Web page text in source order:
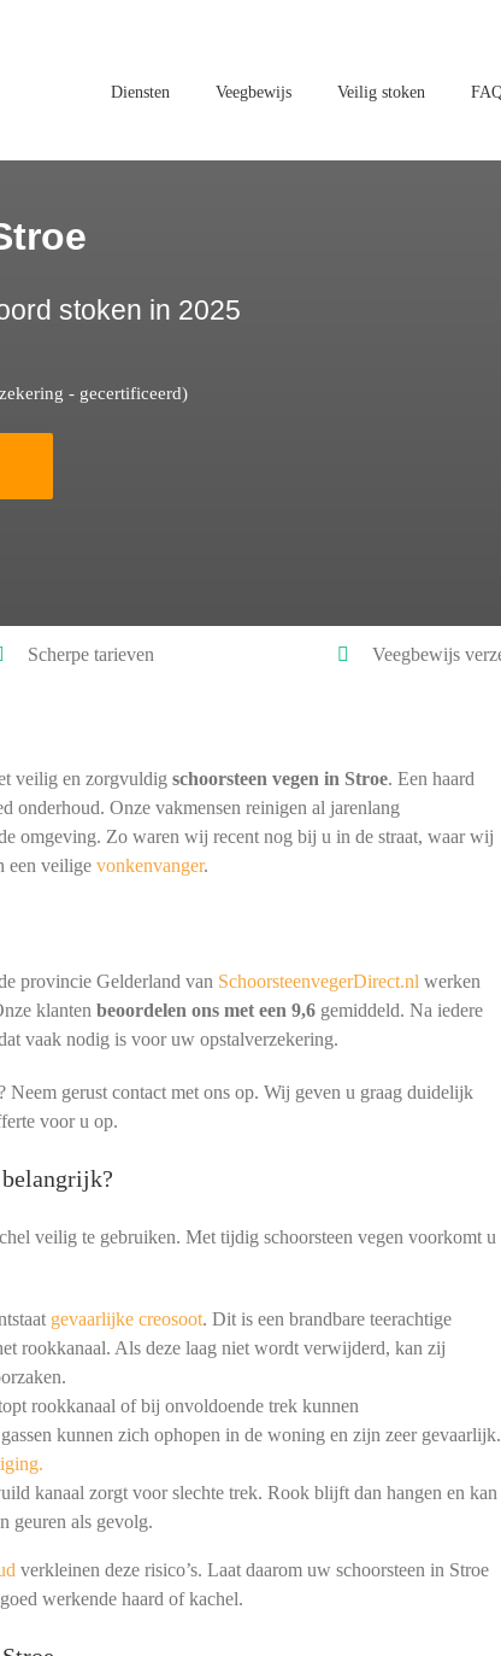
Diensten Veegbewijs Veilig stoken
stoken in 2025
- gecertificeerd)
Scherpe tarieven Veegbewijs
veilig en zorgvuldig schoorsteen vegen in Stroe. Een haard
onderhoud. Onze vakmensen reinigen al jarenlang
omgeving. Zo waren wij recent nog bij u in de straat, waar wij
een veilige vonkenvanger.
provincie Gelderland van SchoorsteenvegerDirect.nl werken
klanten beoordelen ons met een 9,6gemiddeld. Na iedere
vaak nodig is voor uw opstalverzekering.
Neem gerust contact met ons op. Wij geven u graag duidelijk
voor u op.
veilig te gebruiken. Met tijdig schoorsteen vegen voorkomt u
gevaarlijke creosoot. Dit is een brandbare teerachtige
rookkanaal. Als deze laag niet wordt verwijderd, kan zij
rookkanaal of bij onvoldoende trek kunnen
kunnen zich ophopen in de woning en zijn zeer gevaarlijk.
kanaal zorgt voor slechte trek. Rook blijft dan hangen en kan
geuren als gevolg.
verkleinen deze risico’s. Laat daarom uw schoorsteen in Stroe
werkende haard of kachel.